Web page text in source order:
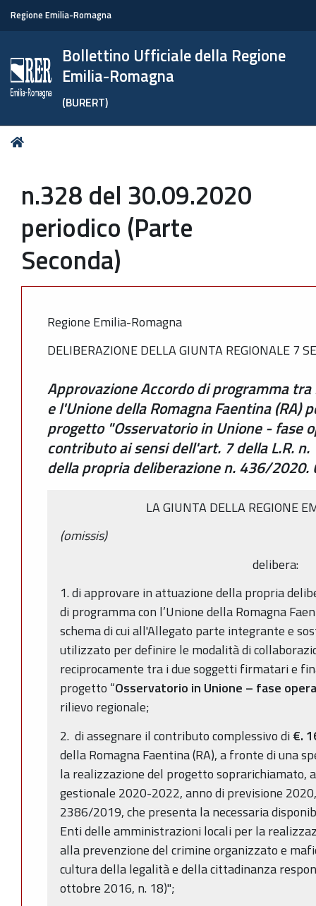
Regione Emilia-Romagna
Bollettino Ufficiale della Regione
Emilia-Romagna
(BURERT)
Tu
n.328 del 30.09.2020
periodico (Parte
Seconda)
Regione Emilia-Romagna
DELIBERAZIONE DELLA GIUNTA REGIONALE 7
Approvazione Accordo di programma
e l'Unione della Romagna Faentina (RA)
progetto "Osservatorio in Unione - fase
contributo ai sensi dell'art. 7 della L.R.
della propria deliberazione n. 436/2020.
LA GIUNTA DELLA REGIONE
(omissis)
delibera:
1. di approvare in attuazione della propria
di programma con l’Unione della Romagna
schema di cui all'Allegato parte integrante e
utilizzato per definire le modalità di
reciprocamente tra i due soggetti firmatari e
progetto “Osservatorio in Unione – fase
rilievo regionale;
2. di assegnare il contributo complessivo di€.
della Romagna Faentina (RA), a fronte di una
la realizzazione del progetto soprarichiamato,
gestionale 2020-2022, anno di previsione
2386/2019, che presenta la necessaria
Enti delle amministrazioni locali per la
alla prevenzione del crimine organizzato e
cultura della legalità e della cittadinanza
ottobre 2016, n. 18)";